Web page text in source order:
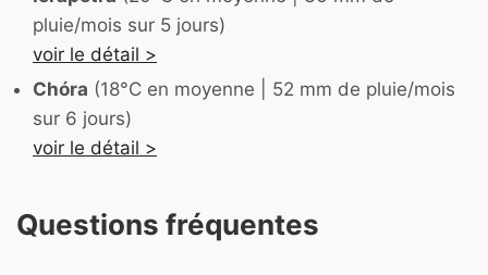
pluie/mois sur 5 jours)
voir le détail >
Chóra (18°C en moyenne | 52 mm de pluie/mois
sur 6 jours)
voir le détail >
Questions fréquentes